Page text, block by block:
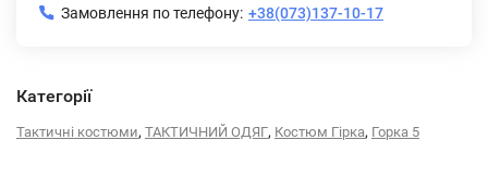
Замовлення по телефону: +38(073)137-10-17
Категорії
Тактичні костюми, ТАКТИЧНИЙ ОДЯГ, Костюм Гірка, Горка 5